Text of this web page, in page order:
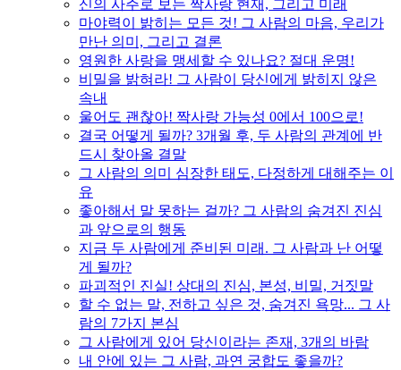
신의 사주로 보는 짝사랑 현재, 그리고 미래
마야력이 밝히는 모든 것! 그 사람의 마음, 우리가
만난 의미, 그리고 결론
영원한 사랑을 맹세할 수 있나요? 절대 운명!
비밀을 밝혀라! 그 사람이 당신에게 밝히지 않은
속내
울어도 괜찮아! 짝사랑 가능성 0에서 100으로!
결국 어떻게 될까? 3개월 후, 두 사람의 관계에 반
드시 찾아올 결말
그 사람의 의미 심장한 태도, 다정하게 대해주는 이
유
좋아해서 말 못하는 걸까? 그 사람의 숨겨진 진심
과 앞으로의 행동
지금 두 사람에게 준비된 미래. 그 사람과 난 어떻
게 될까?
파괴적인 진실! 상대의 진심, 본성, 비밀, 거짓말
할 수 없는 말, 전하고 싶은 것, 숨겨진 욕망... 그 사
람의 7가지 본심
그 사람에게 있어 당신이라는 존재, 3개의 바람
내 안에 있는 그 사람, 과연 궁합도 좋을까?